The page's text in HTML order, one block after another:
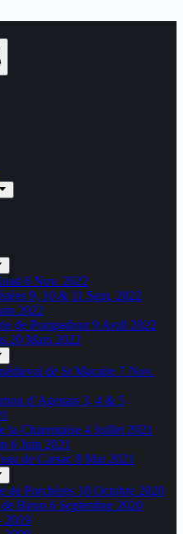
6 Nov. 2022
9, 10 & 11 Sept. 2022
2022
de Pompadour 9 Avril 2022
20 Mars 2022
de St Macaire 7 Nov.
d’Agenais 3, 4 & 5
la Charentaise 4 Juillet 2021
6 Juin 2021
de Carsac 8 Mai 2021
de Porchères 18 Octobre 2020
Biron 6 Septembre 2020
2019